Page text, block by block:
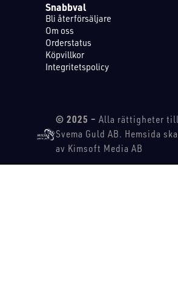
Snabbval
Bli återförsäljare
Om oss
Orderstatus
Köpvillkor
Integritetspolicy
© 2025 – Alla rättigheter
Svema Guld AB. Hemsida
av Kimsoft Media AB